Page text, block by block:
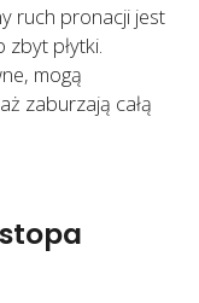
ruch pronacji jest
zbyt płytki.
mogą
zaburzają całą